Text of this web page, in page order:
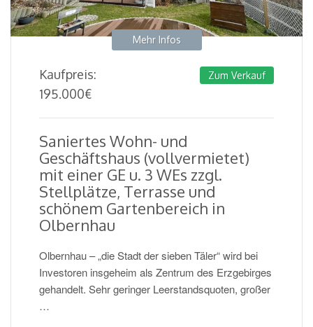
Mehr Infos
Kaufpreis:
195.000€
Zum Verkauf
Saniertes Wohn- und
Geschäftshaus (vollvermietet)
mit einer GE u. 3 WEs zzgl.
Stellplätze, Terrasse und
schönem Gartenbereich in
Olbernhau
Olbernhau – „die Stadt der sieben Täler“ wird bei
Investoren insgeheim als Zentrum des Erzgebirges
gehandelt. Sehr geringer Leerstandsquoten, großer
…